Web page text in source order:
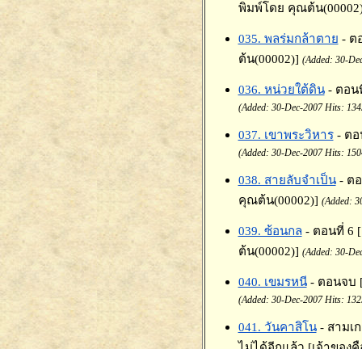
พิมพ์โดย คุณต้น
035. พลร่มกล้าตาย - ต
ต้น(00002)] (Added: 30-
036. หน่วยใต้ดิน - ตอน
(Added: 30-Dec-2007 Hits:
037. เขาพระวิหาร - ต
(Added: 30-Dec-2007 Hits:
038. สายลับจำเป็น - ต
คุณต้น(00002)] (Added:
039. ซ้อนกล - ตอนที่ 6
ต้น(00002)] (Added: 30-
040. เขมรหนี - ตอนจบ
(Added: 30-Dec-2007 Hits:
041. วันคาสิโน - สามเ